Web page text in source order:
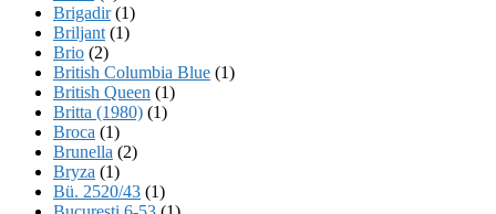
Brigadir(1)
Briljant (1)
Brio (2)
British Columbia Blue (1)
British Queen (1)
Britta (1980) (1)
Broca (1)
Brunella (2)
Bryza (1)
Bü. 2520/43 (1)